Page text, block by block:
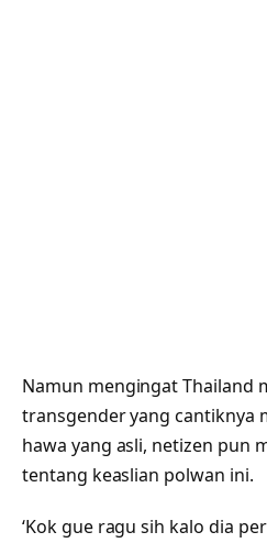
Namun mengingat Thailand
transgender yang cantiknya
hawa yang asli, netizen pun
tentang keaslian polwan ini.
‘Kok gue ragu sih kalo dia